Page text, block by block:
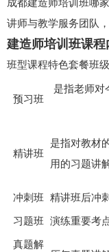
成都建造师培训班哪
讲师与教学服务团队
建造师培训班课程
班型课程特色套餐班
预习班
是指老师对
精讲班
是指对教材
用的习题讲
冲刺班 精讲班后冲
习题班 演练重要考
真题解